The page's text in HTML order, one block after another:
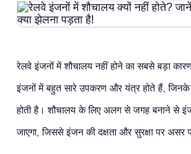
रेलवे इंजनों में शौचालय नहीं होने का सबसे बड़ा
इंजनों में बहुत सारे उपकरण और यंत्र होते हैं,
होती है। शौचालय के लिए अलग से जगह बनाने से
जाएगा, जिससे इंजन की दक्षता और सुरक्षा पर असर